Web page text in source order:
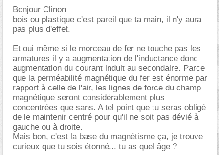
Bonjour Clinon
bois ou plastique c'est pareil que ta main, il n'y aura
pas plus d'effet.
Et oui même si le morceau de fer ne touche pas les
armatures il y a augmentation de l'inductance donc
augmentation du courant induit au secondaire. Parce
que la perméabilité magnétique du fer est énorme par
rapport à celle de l'air, les lignes de force du champ
magnétique seront considérablement plus
concentrées que sans. A tel point que tu seras obligé
de le maintenir centré pour qu'il ne soit pas dévié à
gauche ou à droite.
Mais bon, c'est la base du magnétisme ça, je trouve
curieux que tu sois étonné... tu as quel âge ?